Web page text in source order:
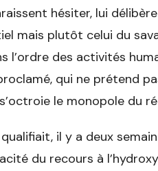
hésiter, lui
mais plutôt celui du
l’ordre des activités
qui ne prétend
le monopole du
il y a deux
du recours à